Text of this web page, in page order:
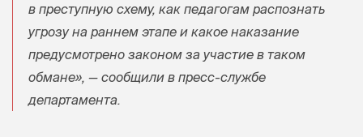
в преступную схему, как педагогам распознать
угрозу на раннем этапе и какое наказание
предусмотрено законом за участие в таком
обмане», — сообщили в пресс-службе
департамента.